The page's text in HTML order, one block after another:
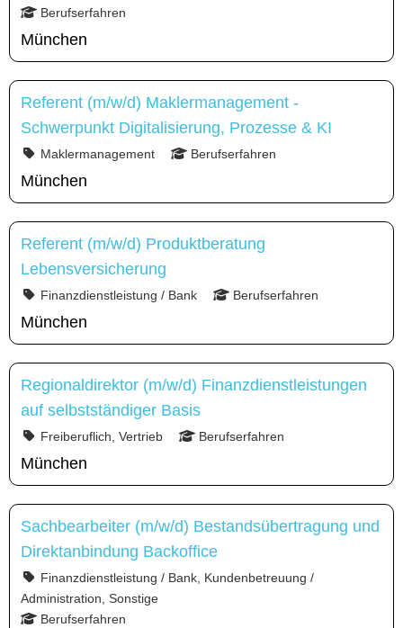
Berufserfahren
München
Referent (m/w/d) Maklermanagement -
Schwerpunkt Digitalisierung, Prozesse & KI
Maklermanagement Berufserfahren
München
Referent (m/w/d) Produktberatung
Lebensversicherung
Finanzdienstleistung / Bank Berufserfahren
München
Regionaldirektor (m/w/d) Finanzdienstleistungen
auf selbstständiger Basis
Freiberuflich, Vertrieb Berufserfahren
München
Sachbearbeiter (m/w/d) Bestandsübertragung und
Direktanbindung Backoffice
Finanzdienstleistung / Bank, Kundenbetreuung /
Administration, Sonstige
Berufserfahren